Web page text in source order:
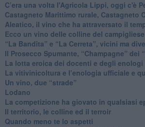
​C’era una volta l'Agricola Lippi, oggi c'è
​Castagneto Marittimo rurale, Castagneto
Aleatico, il vino che ha attraversato il
Ecco un vino delle colline del campigliese
“La Bandita” e “La Cerreta”, vicini ma
​Il Prosecco Spumante, “Champagne” dei
​La lotta eroica dei docenti e degli enologi
​La vitivinicoltura e l’enologia ufficiale e
​Un vino, due “strade”
Lodano
​La competizione ha giovato in qualsiasi
Il territorio, le colline ed il terroir
Quando meno te lo aspetti